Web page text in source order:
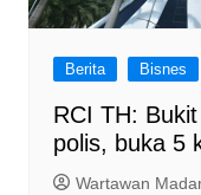
Berita Bisnes
RCI TH:
polis, buka 5
Wartawan